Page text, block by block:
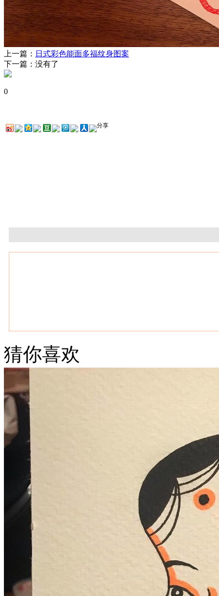
上一篇： 日式彩色能面多福纹身图案
下一篇：没有了
0
分享
武汉老兵纹身微信
： 服务号：laobingwenshen 订阅号：laobing66666 打造国
文资讯！精美纹身图案及手稿 纹身作品 一站搞定！回复相
问千万素材的微官网，中国最强最全纹身图案尽在其中！
猜你喜欢